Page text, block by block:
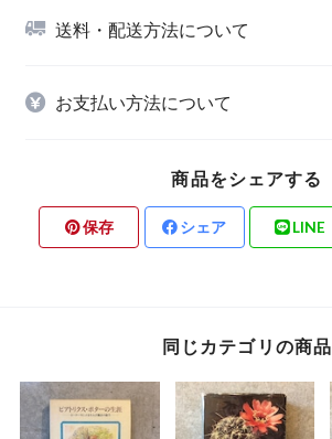
送料・配送方法について
お支払い方法について
商品をシェアする
保存 シェア LINE
同じカテゴリの商品